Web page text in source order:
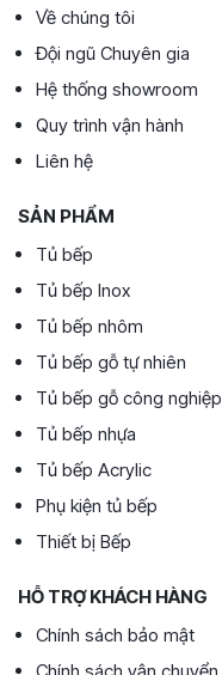
Về chúng tôi
Đội ngũ Chuyên gia
Hệ thống showroom
Quy trình vận hành
Liên hệ
SẢN PHẨM
Tủ bếp
Tủ bếp Inox
Tủ bếp nhôm
Tủ bếp gỗ tự nhiên
Tủ bếp gỗ công nghiệp
Tủ bếp nhựa
Tủ bếp Acrylic
Phụ kiện tủ bếp
Thiết bị Bếp
HỖ TRỢ KHÁCH HÀNG
Chính sách bảo mật